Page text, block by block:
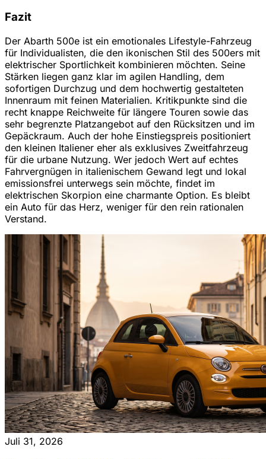
Fazit
Der Abarth 500e ist ein emotionales Lifestyle-Fahrzeug
für Individualisten, die den ikonischen Stil des 500ers mit
elektrischer Sportlichkeit kombinieren möchten. Seine
Stärken liegen ganz klar im agilen Handling, dem
sofortigen Durchzug und dem hochwertig gestalteten
Innenraum mit feinen Materialien. Kritikpunkte sind die
recht knappe Reichweite für längere Touren sowie das
sehr begrenzte Platzangebot auf den Rücksitzen und im
Gepäckraum. Auch der hohe Einstiegspreis positioniert
den kleinen Italiener eher als exklusives Zweitfahrzeug
für die urbane Nutzung. Wer jedoch Wert auf echtes
Fahrvergnügen in italienischem Gewand legt und lokal
emissionsfrei unterwegs sein möchte, findet im
elektrischen Skorpion eine charmante Option. Es bleibt
ein Auto für das Herz, weniger für den rein rationalen
Verstand.
Juli 31, 2026